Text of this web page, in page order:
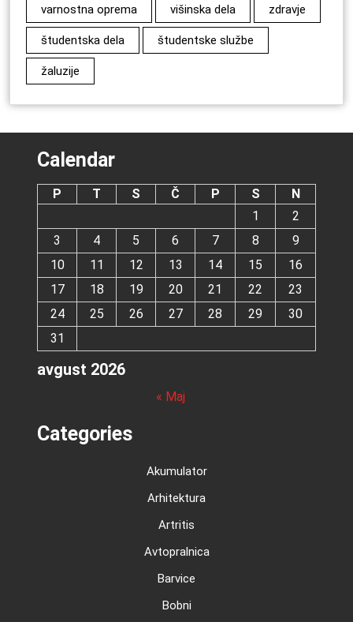
varnostna oprema višinska dela zdravje
študentska dela študentske službe
žaluzije
Calendar
avgust 2026
P T S Č P S
N
1
2
3
4 5 6 7 8
9
10
11 12 13 14 15
16
17
18 19 20 21 22
23
24
25 26 27 28 29
30
31
« Maj
Categories
Akumulator
Arhitektura
Artritis
Avtopralnica
Barvice
Bobni